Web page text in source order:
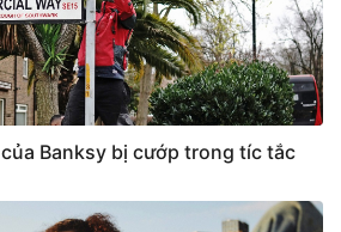
Banksy bị cướp trong tíc tắc